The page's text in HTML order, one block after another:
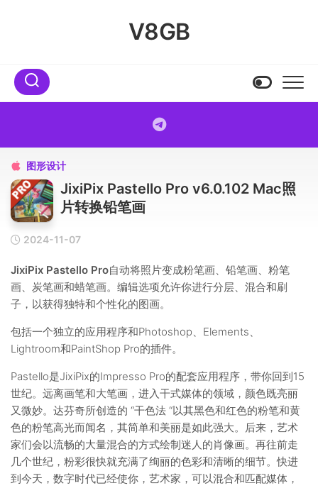
V8GB
 图形设计
JixiPix Pastello Pro v6.0.102 Mac照
片转换铅笔画
2024-11-07
JixiPix Pastello Pro自动将照片变成粉笔画、铅笔画、粉笔
画、炭笔画和蜡笔画。编辑选项允许你进行分层、混合和刷
子，以获得独特和个性化的图画。
包括一个独立的应用程序和Photoshop、Elements、
Lightroom和PaintShop Pro的插件。
Pastello是JixiPix的Impresso Pro的配套应用程序，带你回到15
世纪。远离画笔和大笔画，进入干式媒体的领域，颜色既亮丽
又微妙。达芬奇所创造的 “干色法 “以其黑色和红色的粉笔和黄
色的粉笔高光而闻名，其简单和美丽是如此强大。后来，艺术
家们会以流畅的大量混合的方式绘制迷人的肖像画。再往前走
几个世纪，粉彩很快就充满了绚丽的色彩和清晰的细节。快进
到今天，数字时代已经使你，艺术家，可以混合和匹配媒体，